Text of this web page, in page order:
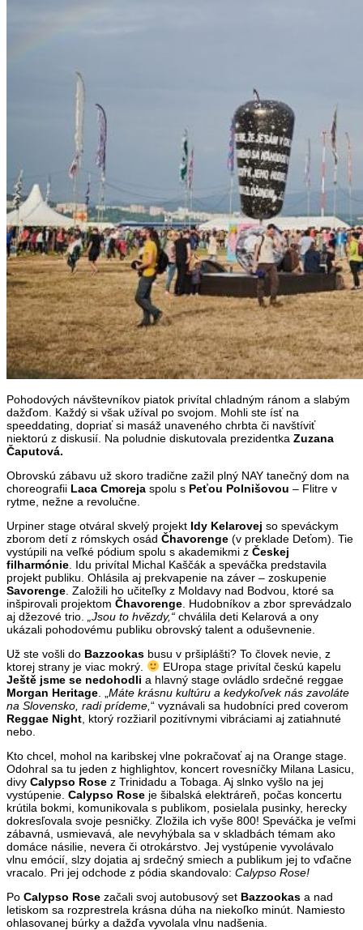
Pohodových návštevníkov piatok privítal chladným ránom a slabým
dažďom. Každý si však užíval po svojom. Mohli ste ísť na
speeddating, dopriať si masáž unaveného chrbta či navštíviť
niektorú z diskusií. Na poludnie diskutovala prezidentka Zuzana
Čaputová.
Obrovskú zábavu už skoro tradične zažil plný NAY tanečný dom na
choreografii Laca Cmoreja spolu s Peťou Polnišovou – Flitre v
rytme, nežne a revolučne.
Urpiner stage otváral skvelý projekt Idy Kelarovej so speváckym
zborom detí z rómskych osád Čhavorenge (v preklade Deťom). Tie
vystúpili na veľké pódium spolu s akademikmi z Českej
filharmónie . Idu privítal Michal Kaščák a speváčka predstavila
projekt publiku. Ohlásila aj prekvapenie na záver – zoskupenie
Savorenge . Založili ho učiteľky z Moldavy nad Bodvou, ktoré sa
inšpirovali projektom Čhavorenge . Hudobníkov a zbor sprevádzalo
aj džezové trio.
„Jsou to hvězdy,“ chválila deti Kelarová a ony
ukázali pohodovému publiku obrovský talent a oduševnenie.
Už ste vošli do Bazzookas busu v pršiplášti? To človek nevie, z
ktorej strany je viac mokrý.
EUropa stage privítal českú kapelu
Ještě jsme se nedohodli a hlavný stage ovládlo srdečné reggae
Morgan Heritage
Máte krásnu kultúru a kedykoľvek nás zavoláte
na Slovensko, radi prídeme, “ vyznávali sa hudobníci pred coverom
Reggae Night , ktorý rozžiaril pozitívnymi vibráciami aj zatiahnuté
nebo.
Kto chcel, mohol na karibskej vlne pokračovať aj na Orange stage.
Odohral sa tu jeden z highlightov, koncert rovesníčky Milana Lasicu,
divy Calypso Rose z Trinidadu a Tobaga. Aj slnko vyšlo na jej
vystúpenie. Calypso Rose je šibalská elektráreň, počas koncertu
krútila bokmi, komunikovala s publikom, posielala pusinky, herecky
dokresľovala svoje pesničky. Zložila ich vyše 800! Speváčka je veľmi
zábavná, usmievavá, ale nevyhýbala sa v skladbách témam ako
domáce násilie, nevera či otrokárstvo. Jej vystúpenie vyvolávalo
vlnu emócií, slzy dojatia aj srdečný smiech a publikum jej to vďačne
vracalo. Pri jej odchode z pódia skandovalo: Calypso Rose!
Po Calypso Rose začali svoj autobusový set Bazzookas a nad
letiskom sa rozprestrela krásna dúha na niekoľko minút. Namiesto
ohlasovanej búrky a dažďa vyvolala vlnu nadšenia.